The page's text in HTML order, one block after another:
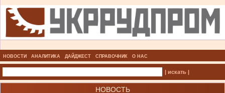
НОВОСТИ АНАЛИТИКА ДАЙДЖЕСТ СПРАВОЧНИК О НАС
| искать |
НОВОСТЬ